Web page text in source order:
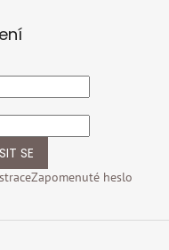
SE
Zapomenuté heslo